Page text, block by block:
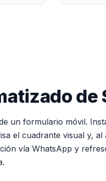
un formulario móvil.
el cuadrante visual y,
vía WhatsApp y